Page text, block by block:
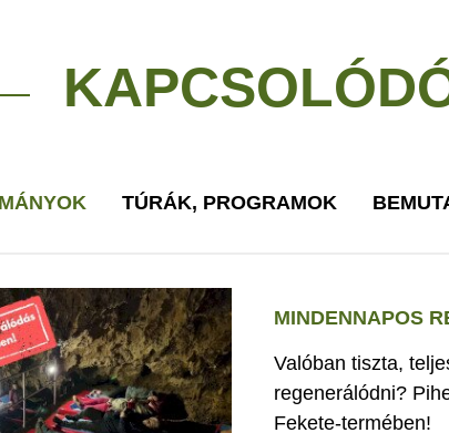
TÚRÁK, PROGRAMOK
MINDENNAPOS
Valóban tiszta,
regenerálódni?
Fekete-termében!